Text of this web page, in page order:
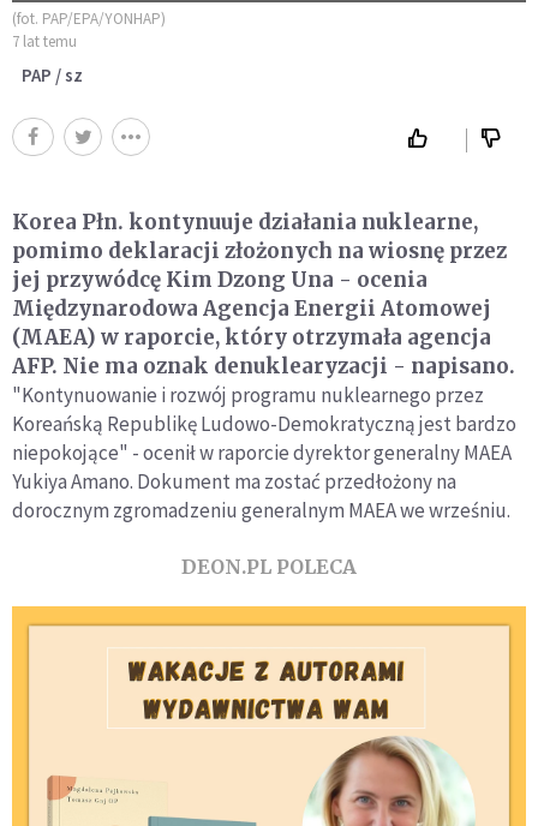
(fot. PAP/EPA/YONHAP)
7 lat temu
PAP / sz
Korea Płn. kontynuuje działania nuklearne,
pomimo deklaracji złożonych na wiosnę przez
jej przywódcę Kim Dzong Una - ocenia
Międzynarodowa Agencja Energii Atomowej
(MAEA) w raporcie, który otrzymała agencja
AFP. Nie ma oznak denuklearyzacji - napisano.
"Kontynuowanie i rozwój programu nuklearnego przez
Koreańską Republikę Ludowo-Demokratyczną jest bardzo
niepokojące" - ocenił w raporcie dyrektor generalny MAEA
Yukiya Amano. Dokument ma zostać przedłożony na
dorocznym zgromadzeniu generalnym MAEA we wrześniu.
DEON.PL POLECA